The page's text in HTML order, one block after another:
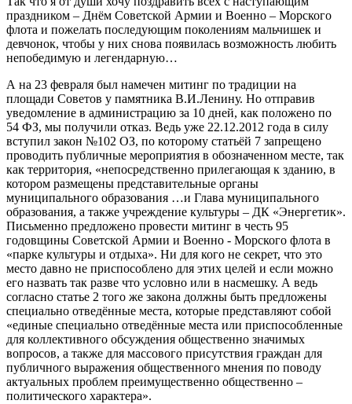
праздником – Днём Советской Армии и Военно – Морского
флота и пожелать последующим поколениям мальчишек и
девчонок, чтобы у них снова появилась возможность любить
непобедимую и легендарную…
А на 23 февраля был намечен митинг по традиции на
площади Советов у памятника В.И.Ленину. Но отправив
уведомление в администрацию за 10 дней, как положено по
54 ФЗ, мы получили отказ. Ведь уже 22.12.2012 года в силу
вступил закон №102 ОЗ, по которому статьёй 7 запрещено
проводить публичные мероприятия в обозначенном месте, так
как территория, «непосредственно прилегающая к зданию, в
котором размещены представительные органы
муниципального образования …и Глава муниципального
образования, а также учреждение культуры – ДК «Энергетик».
Письменно предложено провести митинг в честь 95
годовщины Советской Армии и Военно - Морского флота в
«парке культуры и отдыха». Ни для кого не секрет, что это
место давно не приспособлено для этих целей и если можно
его назвать так разве что условно или в насмешку. А ведь
согласно статье 2 того же закона должны быть предложены
специально отведённые места, которые представляют собой
«единые специально отведённые места или приспособленные
для коллективного обсуждения общественно значимых
вопросов, а также для массового присутствия граждан для
публичного выражения общественного мнения по поводу
актуальных проблем преимущественно общественно –
политического характера».